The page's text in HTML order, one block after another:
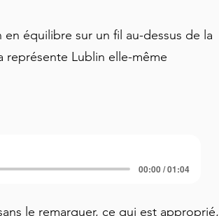
équilibre sur un fil au-dessus de la
représente Lublin elle-même
00:00 / 01:04
le remarquer, ce qui est approprié,